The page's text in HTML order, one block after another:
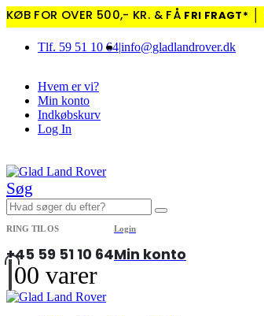
KØB FOR OVER 500,- KR. & FÅ FRI FRAGT*
Tlf. 59 51 10 64|info@gladlandrover.dk
Hvem er vi?
Min konto
Indkøbskurv
Log In
Søg
RING TIL OS
+45 59 51 10 64
Login
Min konto
00 varer